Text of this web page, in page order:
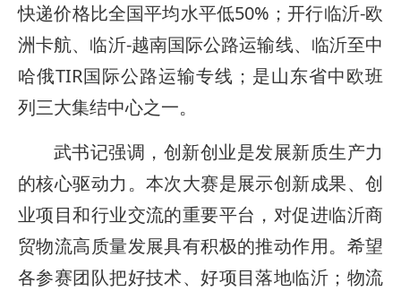
快递价格比全国平均水平低50%；开行临沂-欧
洲卡航、临沂-越南国际公路运输线、临沂至中
哈俄TIR国际公路运输专线；是山东省中欧班
列三大集结中心之一。
武书记强调，创新创业是发展新质生产力
的核心驱动力。本次大赛是展示创新成果、创
业项目和行业交流的重要平台，对促进临沂商
贸物流高质量发展具有积极的推动作用。希望
各参赛团队把好技术、好项目落地临沂；物流